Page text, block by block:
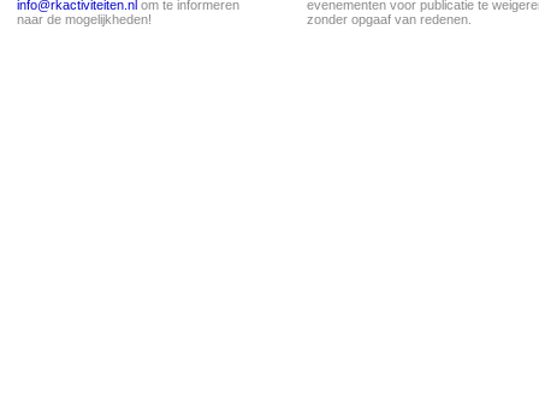
info@rkactiviteiten.nl om te informeren
naar de mogelijkheden!
evenementen voor publicatie te
zonder opgaaf van redenen.